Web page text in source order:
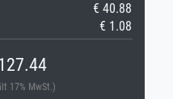
€ 40.88
€ 1.08
17% MwSt.)